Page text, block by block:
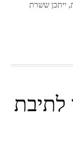
ייתכן ששרת
לתיבת